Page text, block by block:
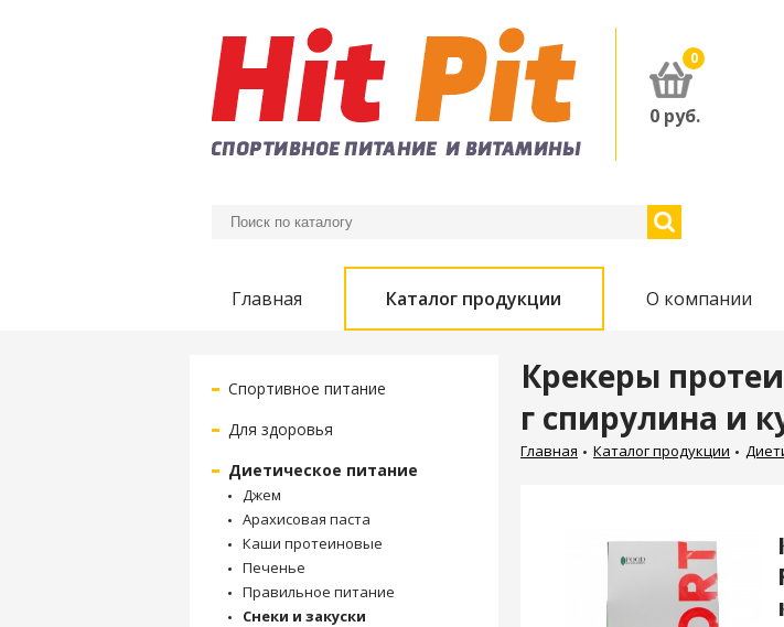
0
0 руб.
Главная Каталог продукции О компании
Спортивное питание
Для здоровья
Диетическое питание
Джем
Арахисовая паста
Каши протеиновые
Печенье
Правильное питание
Снеки и закуски
Крекеры
г спирулина и
Главная Каталог продукции